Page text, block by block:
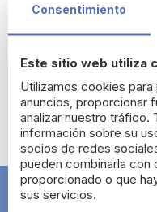
Crearte una cuenta tiene
pedidos y más.
Consentimiento
Este sitio web utiliza
Utilizamos cookies
anuncios, proporcionar
analizar nuestro tráfico.
información sobre su
socios de redes
pueden combinarla con
proporcionado o que
sus servicios.